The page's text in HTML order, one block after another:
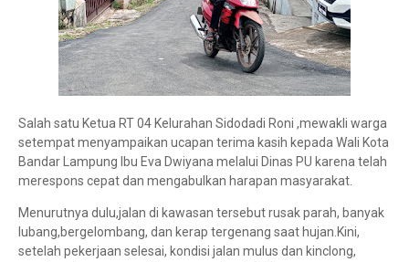
Salah satu Ketua RT 04 Kelurahan Sidodadi Roni ,mewakli warga
setempat menyampaikan ucapan terima kasih kepada Wali Kota
Bandar Lampung Ibu Eva Dwiyana melalui Dinas PU karena telah
merespons cepat dan mengabulkan harapan masyarakat.
Menurutnya dulu,jalan di kawasan tersebut rusak parah, banyak
lubang,bergelombang, dan kerap tergenang saat hujan.Kini,
setelah pekerjaan selesai, kondisi jalan mulus dan kinclong,